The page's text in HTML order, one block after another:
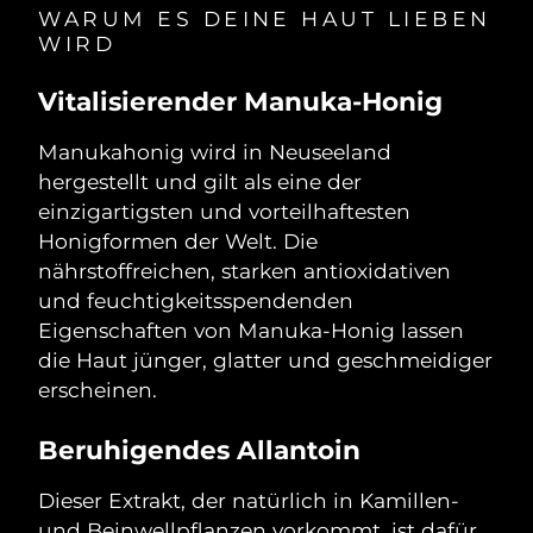
WARUM ES DEINE HAUT LIEBEN
WIRD
Vitalisierender Manuka-Honig
Manukahonig wird in Neuseeland
hergestellt und gilt als eine der
einzigartigsten und vorteilhaftesten
Honigformen der Welt. Die
nährstoffreichen, starken antioxidativen
und feuchtigkeitsspendenden
Eigenschaften von Manuka-Honig lassen
die Haut jünger, glatter und geschmeidiger
erscheinen.
Beruhigendes Allantoin
Dieser Extrakt, der natürlich in Kamillen-
Norwegen Erwartete Lieferung8/11/26
Polen Erwartete Lieferung
Portugal Erwartete Lieferung
Puerto Rico Erwartete Lieferung
Katar Erwartete Lieferung
Réunion
Rumänien Erwartete Lieferung
Russland